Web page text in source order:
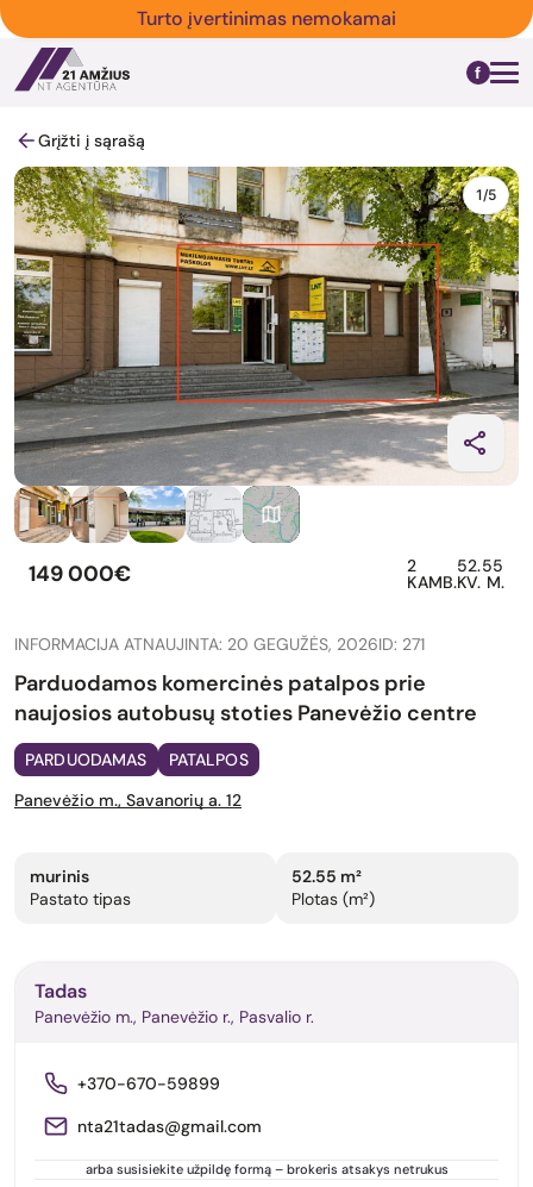
Turto įvertinimas nemokamai
Grįžti į sąrašą
1/5
149 000€ 2
KAMB.
52.55
KV. M.
INFORMACIJA ATNAUJINTA: 20 GEGUŽĖS, 2026ID: 271
Parduodamos komercinės patalpos prie
naujosios autobusų stoties Panevėžio centre
PARDUODAMAS
PATALPOS
Panevėžio m., Savanorių a. 12
murinis
Pastato tipas
52.55 m²
Plotas (m²)
Tadas
Panevėžio m., Panevėžio r., Pasvalio r.
+370-670-59899
nta21tadas@gmail.com
arba susisiekite užpildę formą – brokeris atsakys netrukus